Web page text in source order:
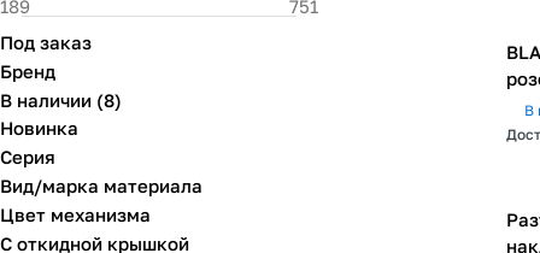
В
Под заказ
Бренд
В наличии (8)
Новинка
Серия
Вид/марка материала
Цвет механизма
С откидной крышкой